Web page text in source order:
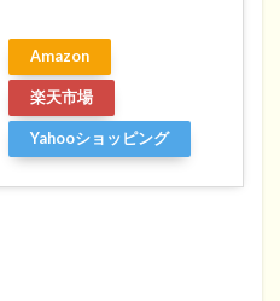
Amazon
楽天市場
Yahooショッピング